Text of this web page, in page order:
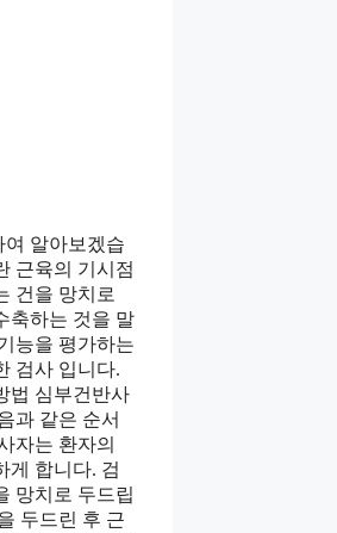
알아보겠습
근육의 기시점
건을 망치로
축하는 것을 말
능을 평가하는
검사 입니다.
법 심부건반사
과 같은 순서
자는 환자의
게 합니다. 검
망치로 두드립
두드린 후 근